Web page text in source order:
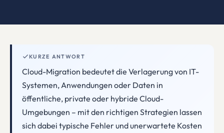
KURZE ANTWORT
Cloud-Migration bedeutet die Verlagerung von IT-
Systemen, Anwendungen oder Daten in
öffentliche, private oder hybride Cloud-
Umgebungen – mit den richtigen Strategien lassen
sich dabei typische Fehler und unerwartete Kosten